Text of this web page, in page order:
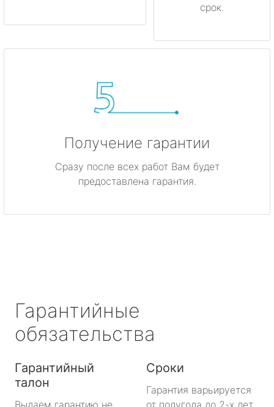
срок.
Получение гарантии
Сразу после всех работ Вам будет
предоставлена гарантия.
Гарантийные
обязательства
Гарантийный
талон
Выдаем гарантию не
Сроки
Гарантия варьируется
от полугода до 2-х лет